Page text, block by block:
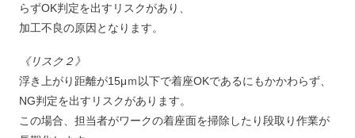
らずOK判定を出すリスクがあり、
加工不良の原因となります。
《リスク２》
浮き上がり距離が15μｍ以下で着座OKであるにもかかわらず、
NG判定を出すリスクがあります。
この場合、担当者がワークの着座面を掃除したり段取り作業が